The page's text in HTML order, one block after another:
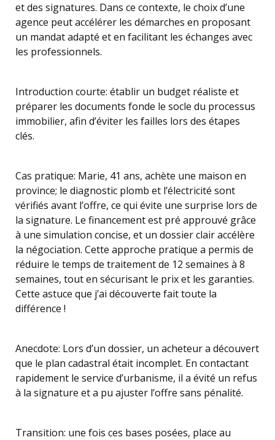
et des signatures. Dans ce contexte, le choix d’une
agence peut accélérer les démarches en proposant
un mandat adapté et en facilitant les échanges avec
les professionnels.
Introduction courte: établir un budget réaliste et
préparer les documents fonde le socle du processus
immobilier, afin d’éviter les failles lors des étapes
clés.
Cas pratique: Marie, 41 ans, achète une maison en
province; le diagnostic plomb et l’électricité sont
vérifiés avant l’offre, ce qui évite une surprise lors de
la signature. Le financement est pré approuvé grâce
à une simulation concise, et un dossier clair accélère
la négociation. Cette approche pratique a permis de
réduire le temps de traitement de 12 semaines à 8
semaines, tout en sécurisant le prix et les garanties.
Cette astuce que j’ai découverte fait toute la
différence !
Anecdote: Lors d’un dossier, un acheteur a découvert
que le plan cadastral était incomplet. En contactant
rapidement le service d’urbanisme, il a évité un refus
à la signature et a pu ajuster l’offre sans pénalité.
Transition: une fois ces bases posées, place au